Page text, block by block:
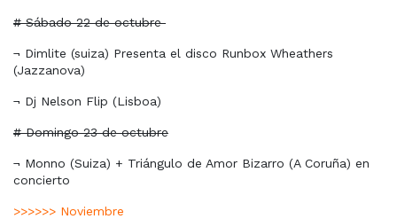
# Sábado 22 de octubre
¬ Dimlite (suiza) Presenta el disco Runbox Wheathers
(Jazzanova)
¬ Dj Nelson Flip (Lisboa)
# Domingo 23 de octubre
¬ Monno (Suiza) + Triángulo de Amor Bizarro (A Coruña) en
concierto
>>>>>> Noviembre